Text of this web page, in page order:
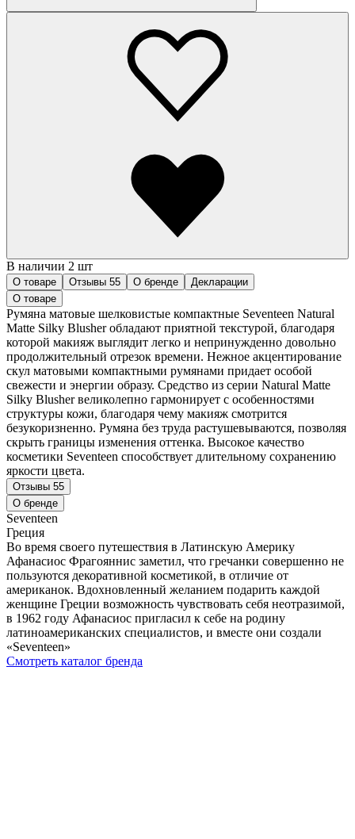
В наличии 2 шт
О товаре Отзывы 55 О бренде
Декларации
О товаре
Румяна матовые шелковистые компактные Seventeen Natural
Matte Silky Blusher обладают приятной текстурой, благодаря
которой макияж выглядит легко и непринужденно довольно
продолжительный отрезок времени. Нежное акцентирование
скул матовыми компактными румянами придает особой
свежести и энергии образу. Средство из серии Natural Matte
Silky Blusher великолепно гармонирует с особенностями
структуры кожи, благодаря чему макияж смотрится
безукоризненно. Румяна без труда растушевываются, позволяя
скрыть границы изменения оттенка. Высокое качество
косметики Seventeen способствует длительному сохранению
яркости цвета.
Отзывы 55
О бренде
Seventeen
Греция
Во время своего путешествия в Латинскую Америку
Афанасиос Фрагояннис заметил, что гречанки совершенно не
пользуются декоративной косметикой, в отличие от
американок. Вдохновленный желанием подарить каждой
женщине Греции возможность чувствовать себя неотразимой,
в 1962 году Афанасиос пригласил к себе на родину
латиноамериканских специалистов, и вместе они создали
«Seventeen»
Смотреть каталог бренда